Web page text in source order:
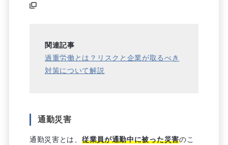
関連記事
過重労働とは？リスクと企業が取るべき
対策について解説
通勤災害
通勤災害とは、 従業員が通勤中に被った災害のこ